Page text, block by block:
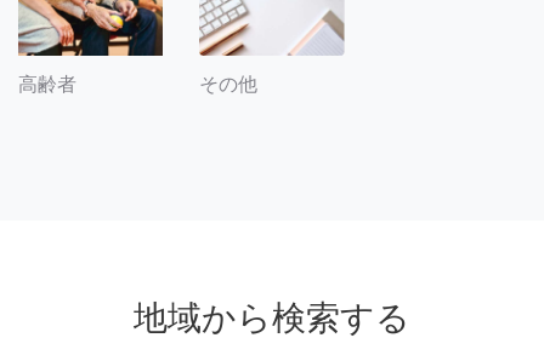
高齢者 その他
地域から検索する